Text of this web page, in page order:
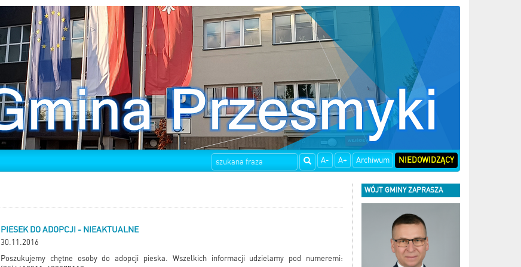
A- A+ Archiwum NIEDOWIDZĄCY
PIESEK DO ADOPCJI - NIEAKTUALNE
30.11.2016
Poszukujemy chętne osoby do adopcji pieska. Wszelkich informacji udzielamy pod numeremi:
WÓJT GMINY ZAPRASZA